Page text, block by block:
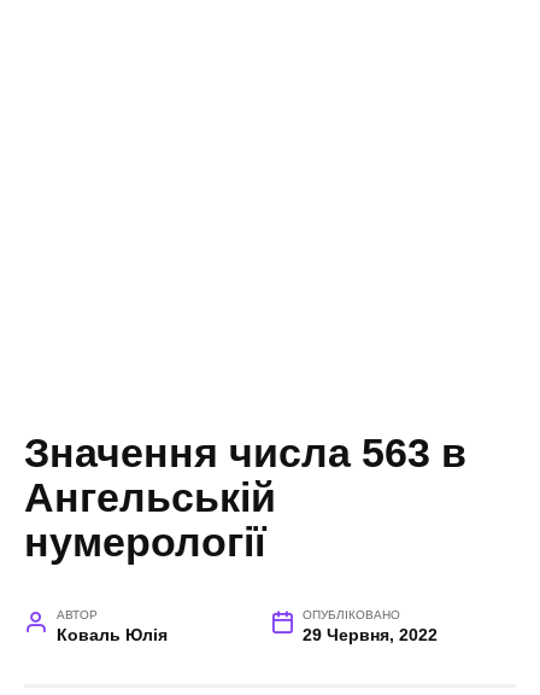
Значення числа 563 в
Ангельській
нумерології
АВТОР
Коваль Юлія
ОПУБЛІКОВАНО
29 Червня, 2022